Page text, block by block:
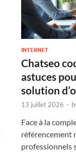
INTERNET
Chatseo
astuces
solution
13 juillet 2026 -
Face à la
référencement
professionnels